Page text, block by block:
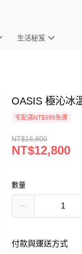
生活秘笈
OASIS 極沁冰
宅配滿NT$999免運
NT$16,800
NT$12,800
數量
付款與運送方式